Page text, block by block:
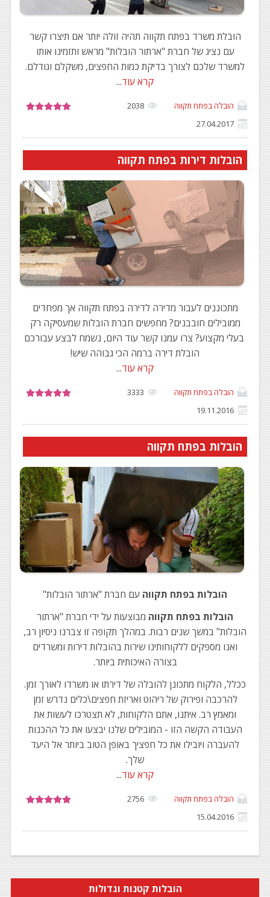
הובלת משרד בפתח תקווה תהיה זולה יותר אם תיצרו קשר
עם נציג של חברת "ארתור הובלות" מראש ותזמינו אותו
למשרד שלכם לצורך בדיקת כמות החפצים, משקלם וגודלם.
קרא עוד...
הובלה בפתח תקווה
2038
27.04.2017
הובלות דירות בפתח תקווה
מתכוננים לעבור מדירה לדירה בפתח תקווה אך מפחדים
ממובילים חובבנים? מחפשים חברת הובלות שמעסיקה רק
בעלי מקצוע? צרו עמנו קשר עוד היום, נשמח לבצע עבורכם
הובלת דירה ברמה הכי גבוהה שיש!
קרא עוד...
הובלה בפתח תקווה
3333
19.11.2016
הובלות בפתח תקווה
הובלות בפתח תקווה עם חברת "ארתור הובלות"
הובלות בפתח תקווה מבוצעות על ידי חברת "ארתור
הובלות" במשך שנים רבות. במהלך תקופה זו צברנו ניסיון רב,
ואנו מספקים ללקוחותינו שירות בהובלות דירות ומשרדים
בצורה האיכותית ביותר.
ככלל, הלקוח מתכונן להובלה של דירתו או משרדו לאורך זמן.
להרכבה ופירוק של ריהוט ואריזת חפצים\כלים נדרש זמן
ומאמץ רב. איתנו, אתם הלקוחות, לא תצטרכו לעשות את
העבודה הקשה הזו - המובילים שלנו יבצעו את כל ההכנות
להעברה ויובילו את כל חפציך באופן הטוב ביותר אל היעד
שלך.
קרא עוד...
הובלה בפתח תקווה
2756
15.04.2016
הובלות קטנות וגדולות